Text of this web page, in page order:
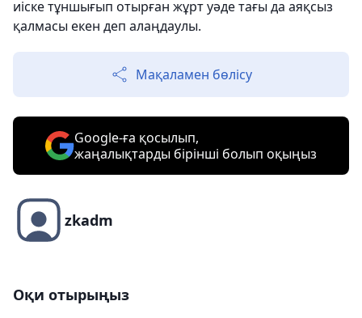
иіске тұншығып отырған жұрт уәде тағы да аяқсыз
қалмасы екен деп алаңдаулы.
Мақаламен бөлісу
Google-ға қосылып,
жаңалықтарды бірінші болып оқыңыз
zkadm
Оқи отырыңыз